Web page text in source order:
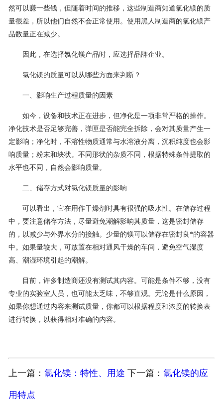
然可以赚一些钱，但随着时间的推移，这些制造商知道氯化镁的质
量很差，所以他们自然不会正常使用。使用黑人制造商的氯化镁产
品数量正在减少。
因此，在选择氯化镁产品时，应选择品牌企业。
氯化镁的质量可以从哪些方面来判断？
一、影响生产过程质量的因素
如今，设备和技术正在进步，但净化是一项非常严格的操作。
净化技术是否足够完善，弹匣是否能完全拆除，会对其质量产生一
定影响；净化时，不溶性物质通常与水溶液分离，沉积纯度也会影
响质量；粉末和块状。不同形状的杂质不同，根据特殊条件提取的
水平也不同，自然会影响质量。
二、储存方式对氯化镁质量的影响
可以看出，它在用作干燥剂时具有很强的吸水性。在储存过程
中，要注意储存方法，尽量避免潮解影响其质量，这是密封储存
的，以减少与外界水分的接触。少量的镁可以储存在密封良*的容器
中。如果量较大，可放置在相对通风干燥的车间，避免空气湿度
高、潮湿环境引起的潮解。
目前，许多制造商还没有测试其内容。可能是条件不够，没有
专业的实验室人员，也可能太乏味，不够直观。无论是什么原因，
如果你想通过内容来测试质量，你都可以根据程度和浓度的转换表
进行转换，以获得相对准确的内容。
上一篇： 氯化镁：特性、用途 下一篇： 氯化镁的应
用特点